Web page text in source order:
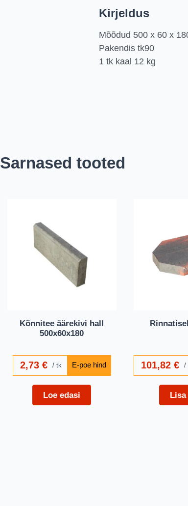
Kirjeldus
Mõõdud 500 x 60 x
Pakendis tk90
1 tk kaal 12 kg
Sarnased tooted
Kõnnitee äärekivi hall
500x60x180
2,73 € tk
Loe edasi
101,82 €